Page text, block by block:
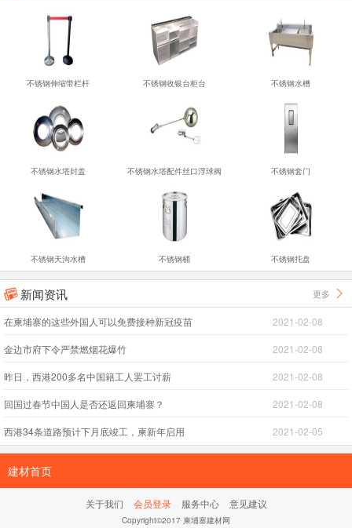
不锈钢伸缩带栏杆 不锈钢收银台柜台 不锈钢水槽
不锈钢水塔封盖 不锈钢水塔配件丝口浮球阀 不锈钢套门
不锈钢天沟水槽 不锈钢桶 不锈钢托盘
 新闻资讯 更多 
在柬埔寨的这些外国人可以免费接种新冠疫苗 2021-02-08
金边市府下令严禁燃烟花爆竹 2021-02-08
昨日，西港200多名中国籍工人罢工讨薪 2021-02-08
回国过春节中国人是否还返回柬埔寨？ 2021-02-08
西港34条道路预计下月底竣工，柬新年启用 2021-02-05
建材首页
关于我们 会员登录 服务中心 意见建议
Copyright©2017 柬埔寨建材网